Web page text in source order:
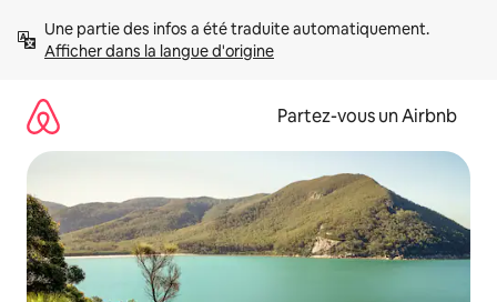
directement
Afficher dans la langue d'origine
Partez-vous un Airbnb